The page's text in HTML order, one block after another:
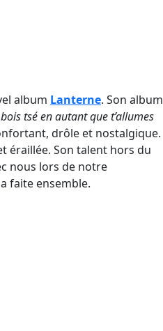
album Lanterne. Son album
tsé en autant que t’allumes
drôle et nostalgique.
éraillée. Son talent hors du
nous lors de notre
a faite ensemble.